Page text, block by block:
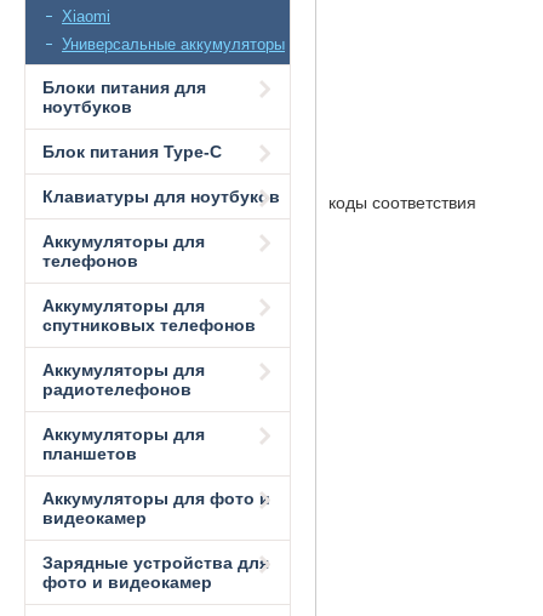
Xiaomi
Универсальные аккумуляторы
Блоки питания для
ноутбуков
Блок питания Type-C
Клавиатуры для ноутбуков
Аккумуляторы для
телефонов
Аккумуляторы для
спутниковых телефонов
Аккумуляторы для
радиотелефонов
Аккумуляторы для
планшетов
Аккумуляторы для фото и
видеокамер
Зарядные устройства для
фото и видеокамер
коды соответствия